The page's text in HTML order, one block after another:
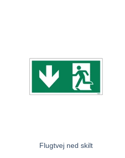
Flugtvej ned skilt